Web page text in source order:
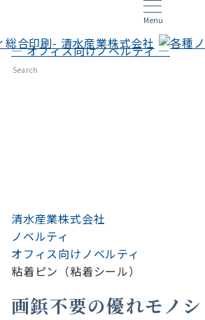
Menu
Search
— オフィス向けノベルティ —
粘着ピン（粘着シール）
清水産業株式会社
ノベルティ
オフィス向けノベルティ
粘着ピン（粘着シール）
画鋲不要の優れモノシ